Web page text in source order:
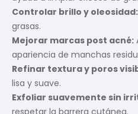
Controlar brillo y oleosidad:
grasas.
Mejorar marcas post acné:
apariencia de manchas
Refinar textura y poros
lisa y suave.
Exfoliar suavemente sin
respetar la barrera cutánea.